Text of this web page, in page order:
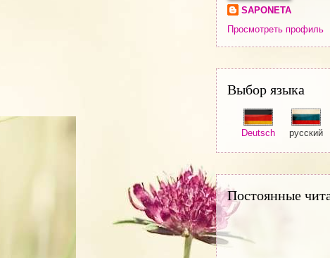
SAPONETA
Просмотреть профиль
Выбор языка
Deutsch русский
Постоянные